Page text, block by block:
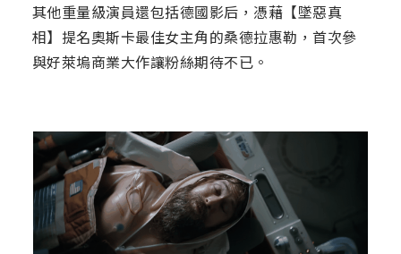
其他重量級演員還包括德國影后，憑藉【墜惡真
相】提名奧斯卡最佳女主角的桑德拉惠勒，首次參
與好萊塢商業大作讓粉絲期待不已。